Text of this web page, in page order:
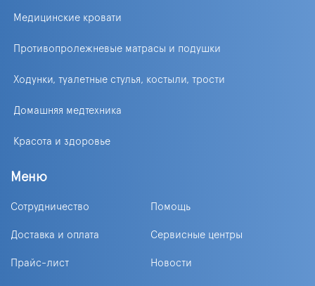
Медицинские кровати
Противопролежневые матрасы и подушки
Ходунки, туалетные стулья, костыли, трости
Домашняя медтехника
Красота и здоровье
Меню
Сотрудничество Помощь
Доставка и оплата Сервисные центры
Прайс-лист Новости